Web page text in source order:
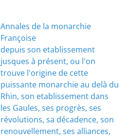
Annales de la monarchie
Françoise
depuis son etablissement
jusques à présent, ou l'on
trouve l'origine de cette
puissante monarchie au delà du
Rhin, son etablissement dans
les Gaules, ses progrès, ses
révolutions, sa décadence, son
renouvellement, ses alliances,